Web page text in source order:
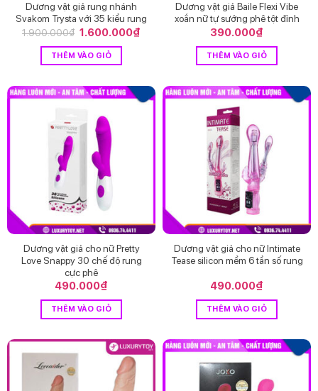
Dương vật giả rung nhánh
Svakom Trysta với 35 kiểu rung
1.900.000₫ Giá
là:
1.900.000₫.
1.600.000₫Giá
THÊM VÀO GIỎ
Dương vật giả Baile Flexi Vibe
xoắn nữ tự sướng phê tột đỉnh
390.000₫
THÊM VÀO GIỎ
Dương vật giả cho nữ Pretty
Love Snappy 30 chế độ rung
cực phê
490.000₫
THÊM VÀO GIỎ
Dương vật giả cho nữ Intimate
Tease silicon mềm 6 tần số rung
490.000₫
THÊM VÀO GIỎ